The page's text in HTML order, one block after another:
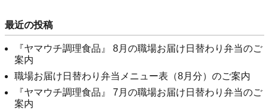
最近の投稿
『ヤマウチ調理食品』 8月の職場お届け日替わり弁当のご
案内
職場お届け日替わり弁当メニュー表（8月分）のご案内
『ヤマウチ調理食品』 7月の職場お届け日替わり弁当のご
案内